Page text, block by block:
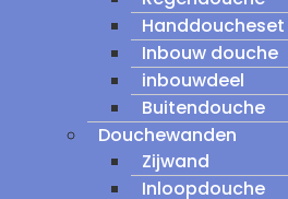
Handdoucheset
Inbouw douche
inbouwdeel
Buitendouche
Douchewanden
Zijwand
Inloopdouche